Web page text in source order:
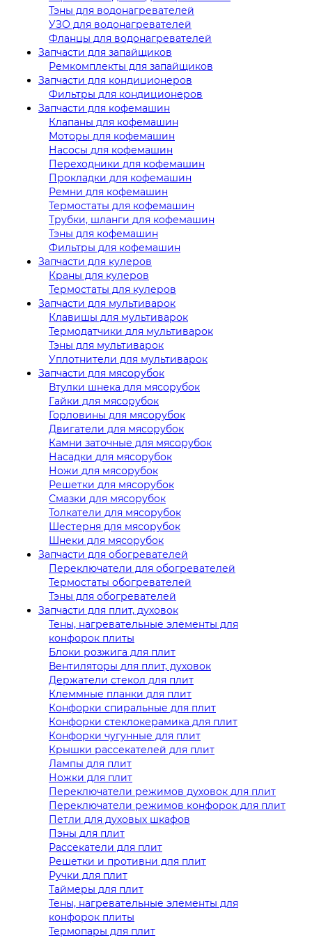
Тэны для водонагревателей
УЗО для водонагревателей
Фланцы для водонагревателей
Запчасти для запайщиков
Ремкомплекты для запайщиков
Запчасти для кондиционеров
Фильтры для кондиционеров
Запчасти для кофемашин
Клапаны для кофемашин
Моторы для кофемашин
Насосы для кофемашин
Переходники для кофемашин
Прокладки для кофемашин
Ремни для кофемашин
Термостаты для кофемашин
Трубки, шланги для кофемашин
Тэны для кофемашин
Фильтры для кофемашин
Запчасти для кулеров
Краны для кулеров
Термостаты для кулеров
Запчасти для мультиварок
Клавишы для мультиварок
Термодатчики для мультиварок
Тэны для мультиварок
Уплотнители для мультиварок
Запчасти для мясорубок
Втулки шнека для мясорубок
Гайки для мясорубок
Горловины для мясорубок
Двигатели для мясорубок
Камни заточные для мясорубок
Насадки для мясорубок
Ножи для мясорубок
Решетки для мясорубок
Смазки для мясорубок
Толкатели для мясорубок
Шестерня для мясорубок
Шнеки для мясорубок
Запчасти для обогревателей
Переключатели для обогревателей
Термостаты обогревателей
Тэны для обогревателей
Запчасти для плит, духовок
Тены, нагревательные элементы для
конфорок плиты
Блоки розжига для плит
Вентиляторы для плит, духовок
Держатели стекол для плит
Клеммные планки для плит
Конфорки спиральные для плит
Конфорки стеклокерамика для плит
Конфорки чугунные для плит
Крышки рассекателей для плит
Лампы для плит
Ножки для плит
Переключатели режимов духовок для плит
Переключатели режимов конфорок для плит
Петли для духовых шкафов
Пэны для плит
Рассекатели для плит
Решетки и противни для плит
Ручки для плит
Таймеры для плит
Тены, нагревательные элементы для
конфорок плиты
Термопары для плит